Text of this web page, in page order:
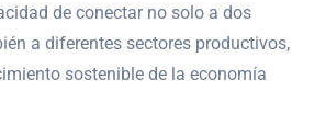
de conectar no solo a dos
a diferentes sectores productivos,
sostenible de la economía